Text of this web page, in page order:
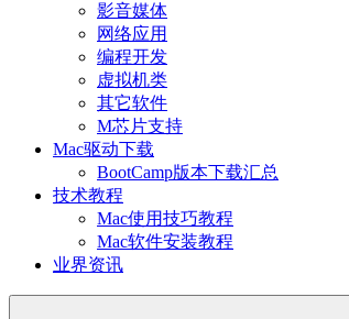
影音媒体
网络应用
编程开发
虚拟机类
其它软件
M芯片支持
Mac驱动下载
BootCamp版本下载汇总
技术教程
Mac使用技巧教程
Mac软件安装教程
业界资讯